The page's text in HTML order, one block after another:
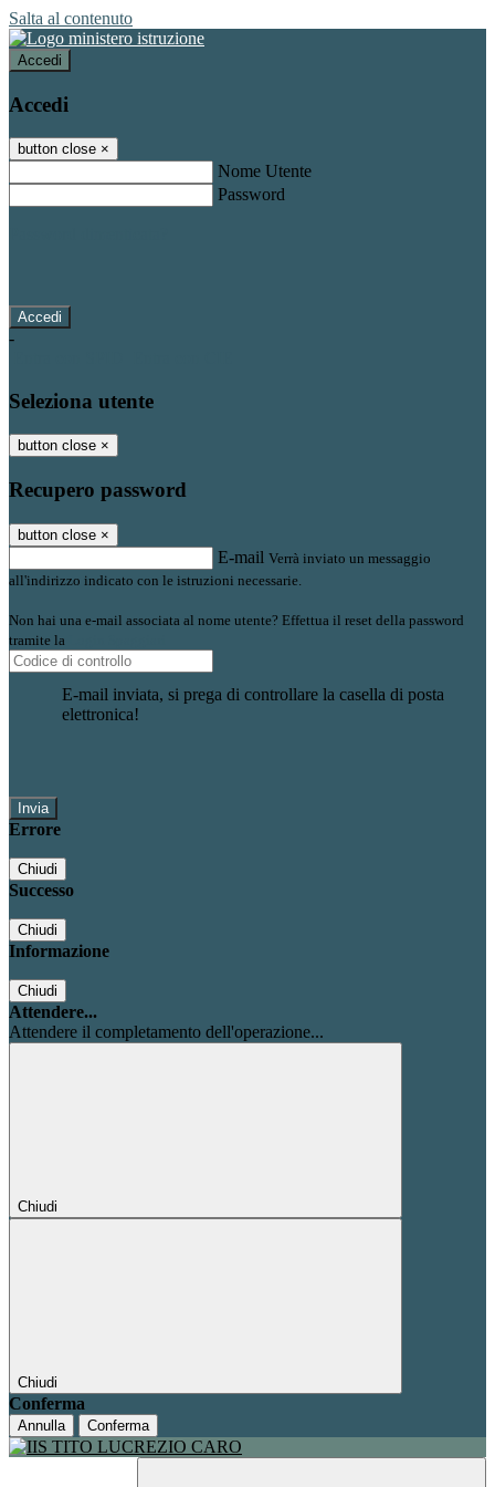
Salta al contenuto
Accedi
Accedi
button close ×
Nome Utente
Password
-
Seleziona utente
button close ×
Recupero password
button close ×
E-mail Verrà inviato un messaggio
all'indirizzo indicato con le istruzioni necessarie.
Non hai una e-mail associata al nome utente? Effettua il reset della password
tramite la
E-mail inviata, si prega di controllare la casella di posta
elettronica!
Errore
Chiudi
Successo
Chiudi
Informazione
Chiudi
Attendere...
Attendere il completamento dell'operazione...
Chiudi
Chiudi
Conferma
Annulla Conferma